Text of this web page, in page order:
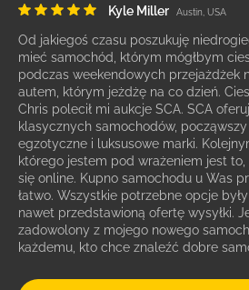
Kyle Miller Austin, USA
Od jakiegoś czasu poszukuję
mieć samochód, którym mógłbym
podczas weekendowych przejażdżek
autem, którym jeżdżę na co dzień.
Chris polecił mi aukcje SCA. SCA
klasycznych samochodów,
egzotyczne i luksusowe marki.
którego jestem pod wrażeniem jest
się online. Kupno samochodu u Was
łatwo. Wszystkie potrzebne opcje
nawet przedstawioną ofertę wysyłki.
zadowolony z mojego nowego
każdemu, kto chce znaleźć dobre